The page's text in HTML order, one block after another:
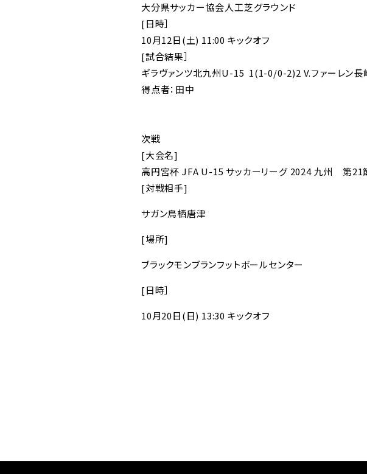
大分県サッカー協会人工芝グラウンド
[日時］
10月12日(土) 11:00 キックオフ
[試合結果］
ギラヴァンツ北九州U-15 1(1-0/0-2)2 V.ファーレン長
得点者：田中
次戦
[大会名]
高円宮杯 JFA U-15 サッカーリーグ 2024 九州 第21
[対戦相手]
サガン鳥栖唐津
[場所]
ブラックモンブランフットボールセンター
[日時］
10月20日(日) 13:30 キックオフ